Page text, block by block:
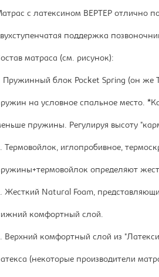
с латексином ВЕРТЕР отлично
поддержка
матраса (см. рисунок):
Пружинный блок Pocket Spring (он же
на условное спальное место.
пружины. Регулируя высоту
Термовойлок, иглопробивное,
определяют
Жесткий Natural Foam,
комфортный слой.
Верхний комфортный слой из
(некоторые производители